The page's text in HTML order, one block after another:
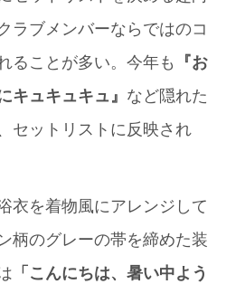
ラブメンバーならではのコ
ることが多い。今年も
『お
キュキュキュ』 など隠れた
セットリストに反映され
衣を着物風にアレンジして
柄のグレーの帯を締めた装
「こんにちは、暑い中よう